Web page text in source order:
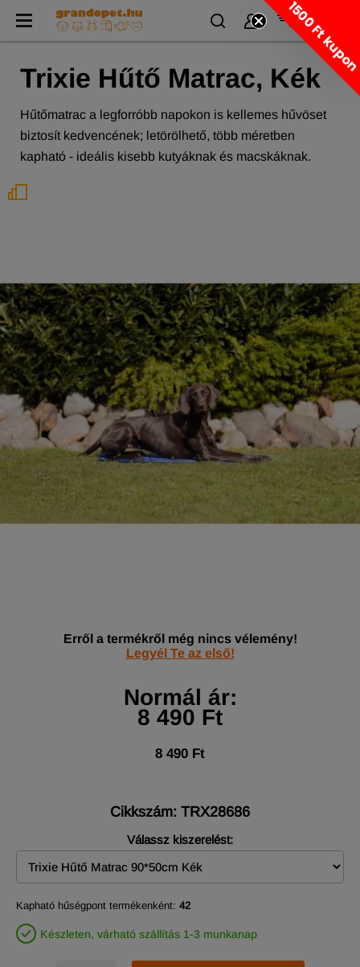
Trixie Hűtő Matrac, Kék
Hűtőmatrac a legforróbb napokon is kellemes hűvöset
biztosít kedvencének; letörölhető, több méretben
kapható - ideális kisebb kutyáknak és macskáknak.
Erről a termékről még nincs vélemény!
Legyél Te az első!
Normál ár:
8 490 Ft
8 490 Ft
Cikkszám: TRX28686
Válassz kiszerelést:
Kapható hűségpont termékenként: 42
Készleten, várható szállítás 1-3 munkanap
1500 Ft